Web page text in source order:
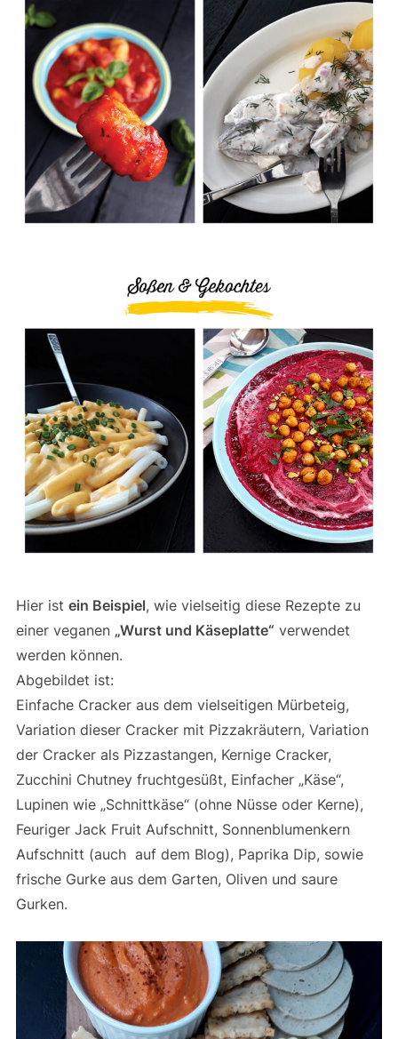
Hier ist ein Beispiel, wie vielseitig diese Rezepte zu
einer veganen „Wurst und Käseplatte“ verwendet
werden können.
Abgebildet ist:
Einfache Cracker aus dem vielseitigen Mürbeteig,
Variation dieser Cracker mit Pizzakräutern, Variation
der Cracker als Pizzastangen, Kernige Cracker,
Zucchini Chutney fruchtgesüßt, Einfacher „Käse“,
Lupinen wie „Schnittkäse“ (ohne Nüsse oder Kerne),
Feuriger Jack Fruit Aufschnitt, Sonnenblumenkern
Aufschnitt (auch auf dem Blog), Paprika Dip, sowie
frische Gurke aus dem Garten, Oliven und saure
Gurken.